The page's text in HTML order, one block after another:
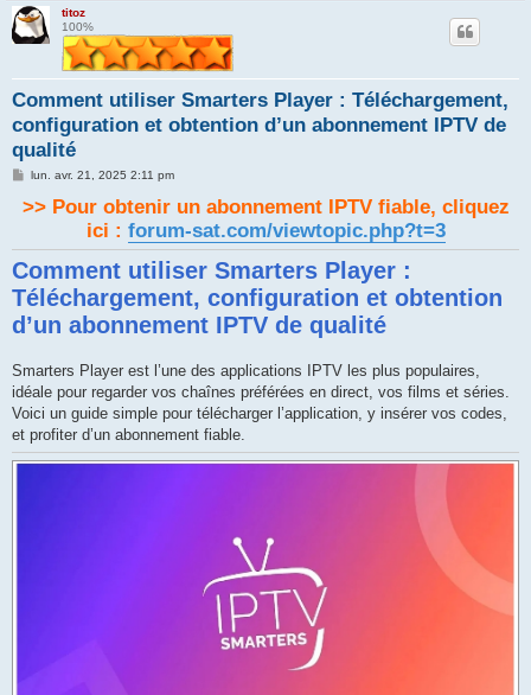
titoz
100%
Comment utiliser Smarters Player : Téléchargement,
configuration et obtention d’un abonnement IPTV de
qualité
M
s
s
lun. avr. 21, 2025 2:11 pm
>> Pour obtenir un abonnement IPTV fiable, cliquez
ici : forum-sat.com/viewtopic.php?t=3
Comment utiliser Smarters Player :
Téléchargement, configuration et obtention
d’un abonnement IPTV de qualité
Smarters Player est l’une des applications IPTV les plus populaires,
idéale pour regarder vos chaînes préférées en direct, vos films et séries.
Voici un guide simple pour télécharger l’application, y insérer vos codes,
et profiter d’un abonnement fiable.